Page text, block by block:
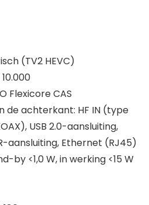
(TV2 HEVC)
Flexicore CAS
de achterkant: HF IN (type
USB 2.0-aansluiting,
aansluiting, Ethernet (RJ45)
by <1,0 W, in werking <15 W